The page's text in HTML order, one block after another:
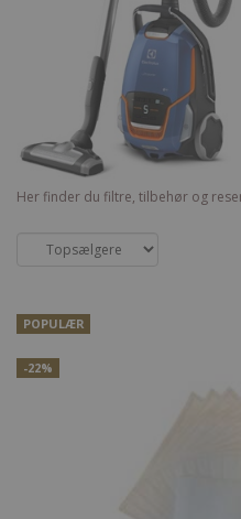
Her finder du filtre, tilbehør og
POPULÆR
-22%